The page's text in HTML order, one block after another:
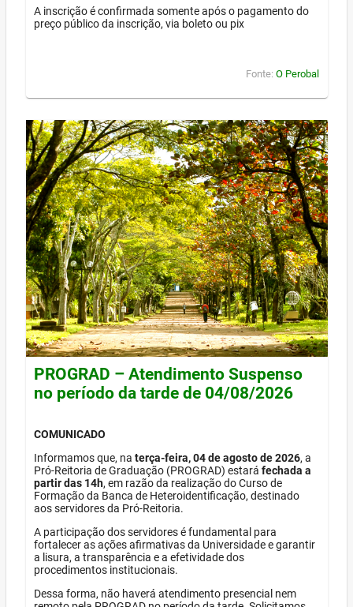
A inscrição é confirmada somente após o pagamento do
preço público da inscrição, via boleto ou pix
Fonte: O Perobal
PROGRAD – Atendimento Suspenso
no período da tarde de 04/08/2026
COMUNICADO
Informamos que, na terça-feira, 04 de agosto de 2026, a
Pró-Reitoria de Graduação (PROGRAD) estará fechada a
partir das 14h, em razão da realização do Curso de
Formação da Banca de Heteroidentificação, destinado
aos servidores da Pró-Reitoria.
A participação dos servidores é fundamental para
fortalecer as ações afirmativas da Universidade e garantir
a lisura, a transparência e a efetividade dos
procedimentos institucionais.
Dessa forma, não haverá atendimento presencial nem